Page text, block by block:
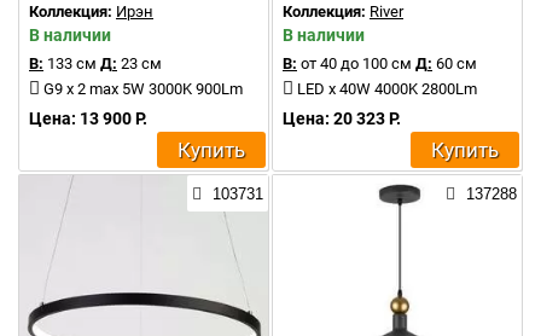
Коллекция: Ирэн
В наличии
В: 133 см Д: 23 см
G9 x 2 max 5W 3000K 900Lm
Цена: 13 900 Р.
Купить
Коллекция: River
В наличии
В: от 40 до 100 см Д: 60 см
LED x 40W 4000K 2800Lm
Цена: 20 323 Р.
Купить
103731 137288